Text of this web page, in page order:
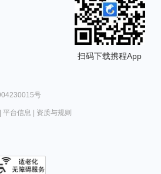
扫码下载携程App
号
平台信息 资质与规则